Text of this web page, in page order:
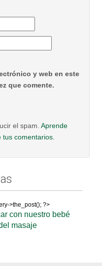
y web en este
que comente.
el spam. Aprende
comentarios.
>the_post(); ?>
con nuestro bebé
masaje